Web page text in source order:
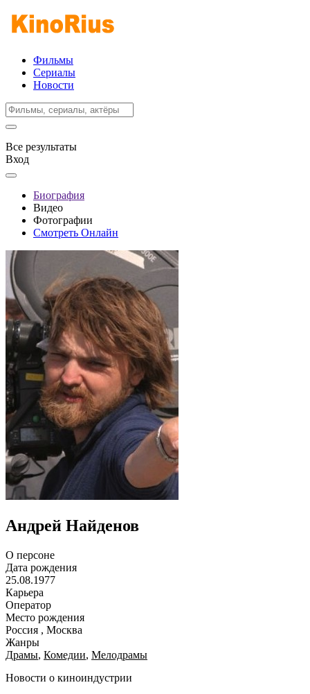
Фильмы
Сериалы
Новости
Все результаты
Вход
Биография
Видео
Фотографии
Смотреть Онлайн
Андрей Найденов
О персоне
Дата рождения
25.08.1977
Карьера
Оператор
Место рождения
Россия , Москва
Жанры
Драмы, Комедии, Мелодрамы
Новости о киноиндустрии